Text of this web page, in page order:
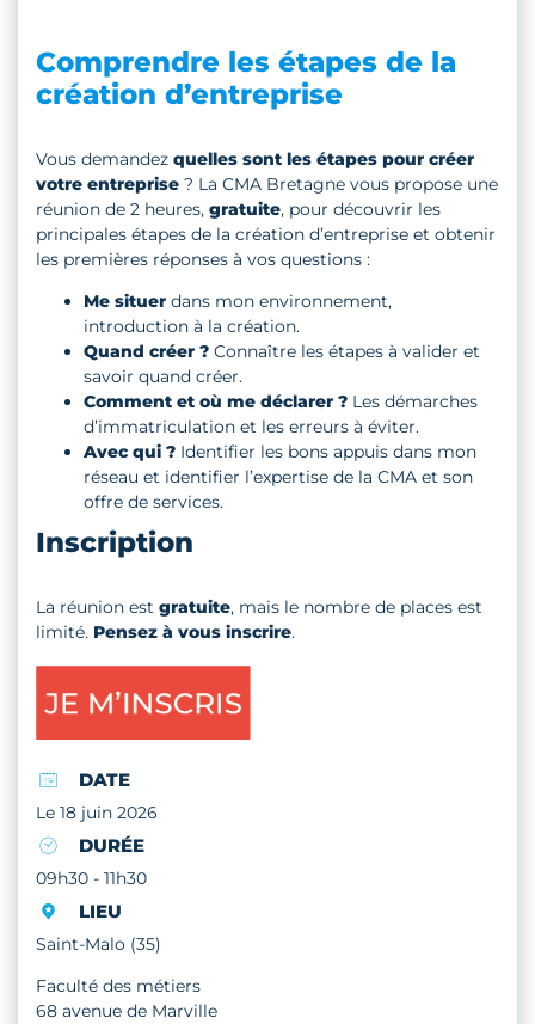
Comprendre les étapes de la
création d’entreprise
Vous demandez quelles sont les étapes pour créer
votre entreprise ? La CMA Bretagne vous propose une
réunion de 2 heures, gratuite, pour découvrir les
principales étapes de la création d’entreprise et obtenir
les premières réponses à vos questions :
Me situer dans mon environnement,
introduction à la création.
Quand créer ? Connaître les étapes à valider et
savoir quand créer.
Comment et où me déclarer ? Les démarches
d’immatriculation et les erreurs à éviter.
Avec qui ? Identifier les bons appuis dans mon
réseau et identifier l’expertise de la CMA et son
offre de services.
Inscription
La réunion est gratuite, mais le nombre de places est
limité. Pensez à vous inscrire.
DATE
Le 18 juin 2026
DURÉE
09h30 - 11h30
LIEU
Saint-Malo (35)
Faculté des métiers
68 avenue de Marville